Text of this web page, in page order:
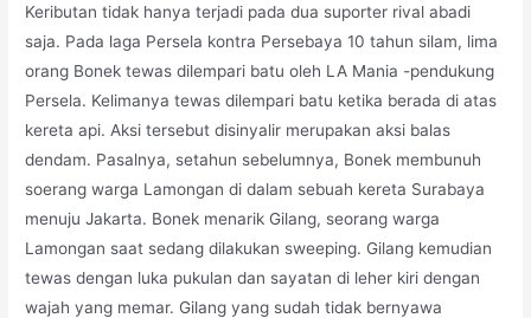
Keributan tidak hanya terjadi pada dua suporter rival abadi
saja. Pada laga Persela kontra Persebaya 10 tahun silam, lima
orang Bonek tewas dilempari batu oleh LA Mania -pendukung
Persela. Kelimanya tewas dilempari batu ketika berada di atas
kereta api. Aksi tersebut disinyalir merupakan aksi balas
dendam. Pasalnya, setahun sebelumnya, Bonek membunuh
soerang warga Lamongan di dalam sebuah kereta Surabaya
menuju Jakarta. Bonek menarik Gilang, seorang warga
Lamongan saat sedang dilakukan sweeping. Gilang kemudian
tewas dengan luka pukulan dan sayatan di leher kiri dengan
wajah yang memar. Gilang yang sudah tidak bernyawa